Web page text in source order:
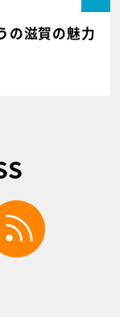
の滋賀の魅力